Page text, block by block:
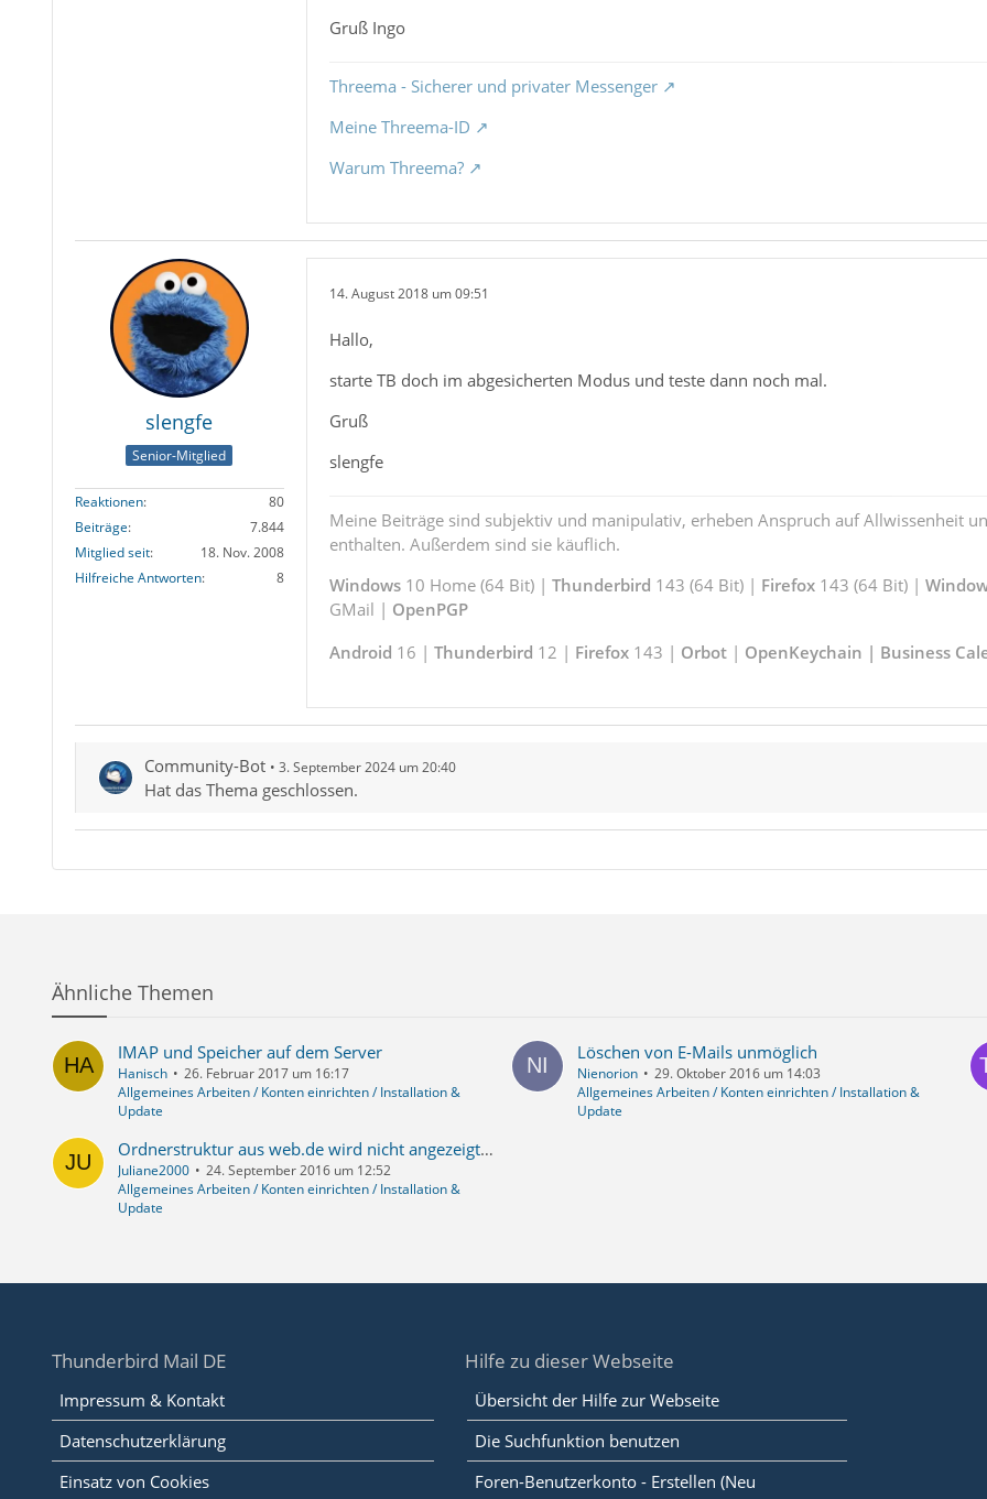
Gruß Ingo
Threema - Sicherer und privater Messenger
Meine Threema-ID
Warum Threema?
slengfe
Senior-Mitglied
Reaktionen
80
Beiträge
7.844
Mitglied seit
18. Nov. 2008
Hilfreiche Antworten
8
14. August 2018 um 09:51
Hallo,
starte TB doch im abgesicherten Modus und teste dann noch mal.
Gruß
slengfe
Meine Beiträge sind subjektiv und manipulativ, erheben Anspruch auf Allwissenheit
enthalten. Außerdem sind sie käuflich.
Windows10 Home (64 Bit) | Thunderbird 143 (64 Bit) | Firefox143 (64 Bit) |
GMail | OpenPGP
Android 16 | Thunderbird 12 | Firefox143 | Orbot| OpenKeychain | Business
Community-Bot 3. September 2024 um 20:40
Hat das Thema geschlossen.
Ähnliche Themen
IMAP und Speicher auf dem Server
Hanisch
26. Februar 2017 um 16:17
Allgemeines Arbeiten / Konten einrichten / Installation &
Update
Löschen von E-Mails unmöglich
Nienorion
29. Oktober 2016 um 14:03
Allgemeines Arbeiten / Konten einrichten / Installation &
Update
Ordnerstruktur aus web.de wird nicht angezeigt bzw. nicht übernommen
Juliane2000
24. September 2016 um 12:52
Allgemeines Arbeiten / Konten einrichten / Installation &
Update
Thunderbird Mail DE
Impressum & Kontakt
Datenschutzerklärung
Einsatz von Cookies
Hilfe zu dieser Webseite
Übersicht der Hilfe zur Webseite
Die Suchfunktion benutzen
Foren-Benutzerkonto - Erstellen (Neu